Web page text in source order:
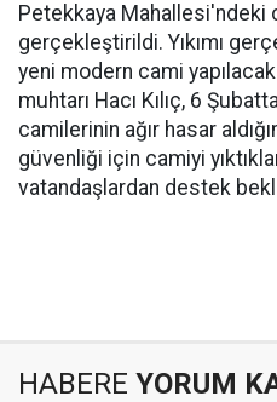
Petekkaya Mahallesi'ndeki
gerçekleştirildi. Yıkımı
yeni modern cami
muhtarı Hacı Kılıç, 6
camilerinin ağır hasar
güvenliği için camiyi
vatandaşlardan destek
HABERE YORUM